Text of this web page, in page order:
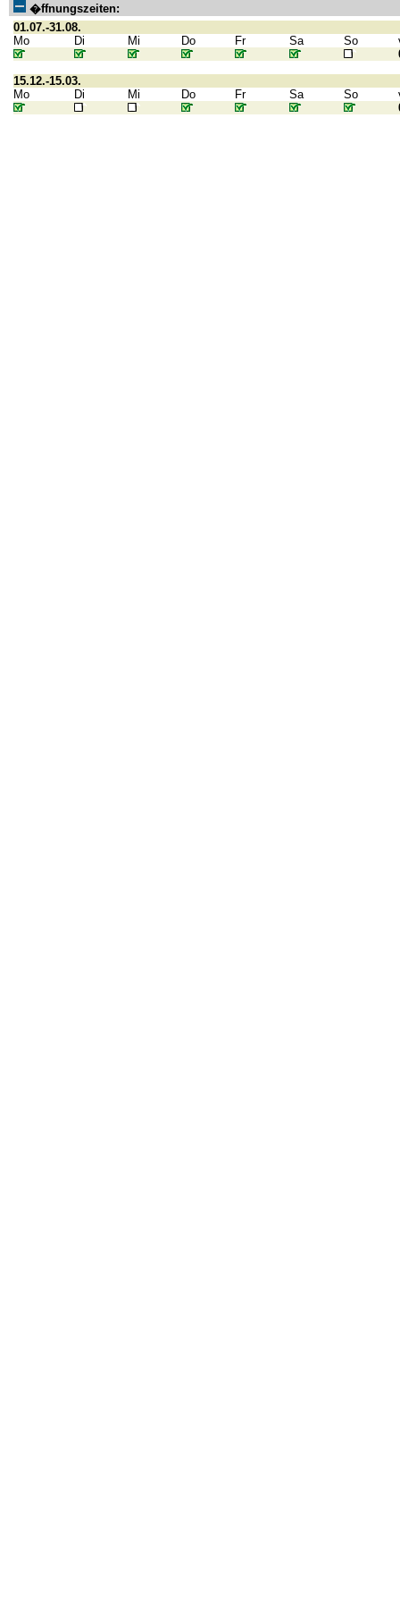
�ffnungszeiten:
01.07.-31.08.
Mo
Di Mi Do Fr Sa So
15.12.-15.03.
Mo
Di Mi Do Fr Sa So